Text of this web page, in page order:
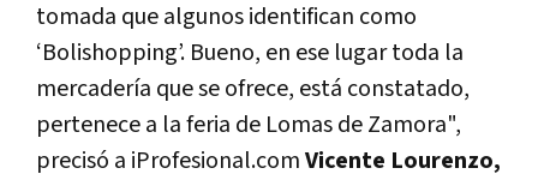
tomada que algunos identifican como
‘Bolishopping’. Bueno, en ese lugar toda la
mercaderí­a que se ofrece, está constatado,
pertenece a la feria de Lomas de Zamora",
precisó a iProfesional.comVicente Lourenzo,